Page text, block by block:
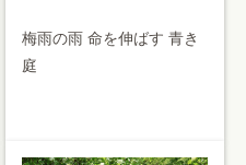
梅雨の雨 命を伸ばす 青き
庭